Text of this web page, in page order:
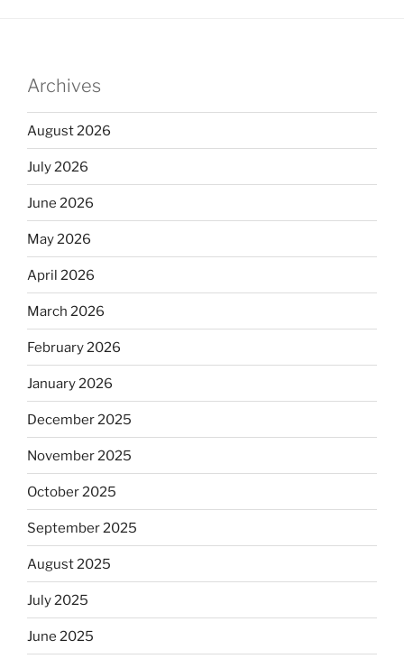
Archives
August 2026
July 2026
June 2026
May 2026
April 2026
March 2026
February 2026
January 2026
December 2025
November 2025
October 2025
September 2025
August 2025
July 2025
June 2025